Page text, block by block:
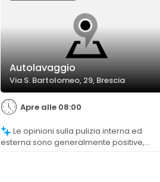
Autolavaggio
Via S. Bartolomeo, 29, Brescia
Apre alle 08:00
esterna sono generalmente positive,